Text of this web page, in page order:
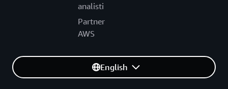
analisti
Partner
AWS
English